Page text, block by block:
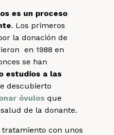
es un proceso
. Los primeros
la donación de
en 1988 en
se han
estudios a las
descubierto
óvulos que
de la donante.
con unos